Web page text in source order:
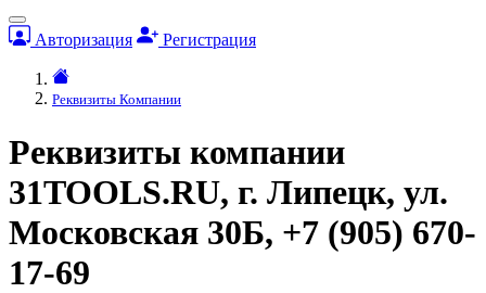
Авторизация Регистрация
Реквизиты Компании
Реквизиты компании
31TOOLS.RU, г. Липецк, ул.
Московская 30Б, +7 (905) 670-
17-69